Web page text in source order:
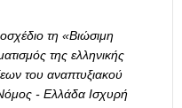
τη «Βιώσιμη
της ελληνικής
του αναπτυξιακού
- Ελλάδα Ισχυρή